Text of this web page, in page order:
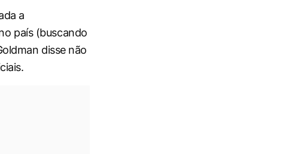
a
país (buscando
disse não